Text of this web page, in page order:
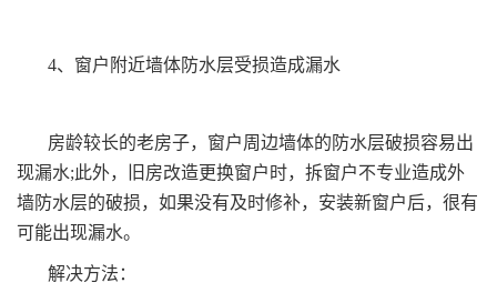
4、窗户附近墙体防水层受损造成漏水
房龄较长的老房子，窗户周边墙体的防水层破损容易出
现漏水;此外，旧房改造更换窗户时，拆窗户不专业造成外
墙防水层的破损，如果没有及时修补，安装新窗户后，很有
可能出现漏水。
解决方法：